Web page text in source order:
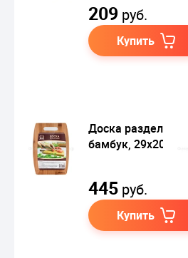
209 руб.
Купить
Доска разделочная
бамбук, 29х20,5 см
445 руб.
Купить